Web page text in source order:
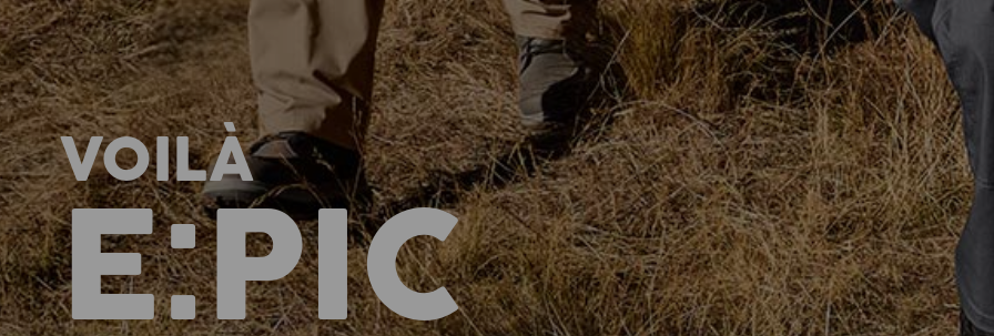
VOILÀ
E:PIC